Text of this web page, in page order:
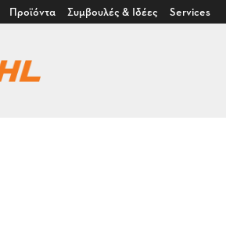
Προϊόντα Συμβουλές & Ιδέες Services